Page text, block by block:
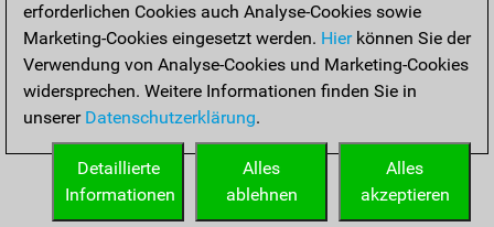
erforderlichen Cookies auch Analyse-Cookies sowie
Marketing-Cookies eingesetzt werden. Hierkönnen Sie der
Verwendung von Analyse-Cookies und Marketing-Cookies
widersprechen. Weitere Informationen finden Sie in
unserer Datenschutzerklärung.
Alles
akzeptieren
Alles
ablehnen
Detaillierte
Informationen